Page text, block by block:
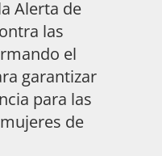
Alerta de
las
el
garantizar
para las
de